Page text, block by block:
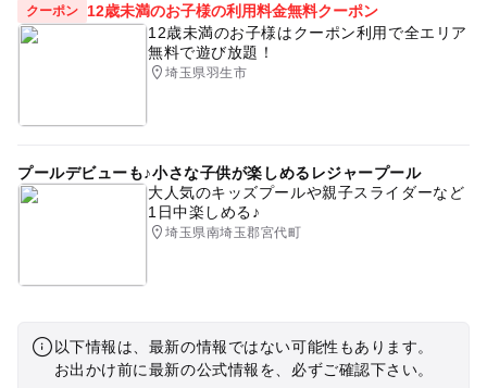
クーポン
12歳未満のお子様の利用料金無料クーポン
12歳未満のお子様はクーポン利用で全エリア
無料で遊び放題！
埼玉県羽生市
プールデビューも♪小さな子供が楽しめるレジャープール
大人気のキッズプールや親子スライダーなど
1日中楽しめる♪
埼玉県南埼玉郡宮代町
以下情報は、最新の情報ではない可能性もあります。
お出かけ前に最新の公式情報を、必ずご確認下さい。